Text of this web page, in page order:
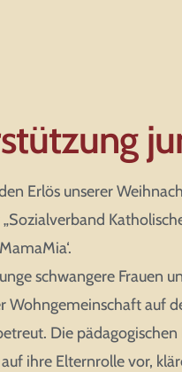
Erlös unserer
schwangere Frauen
Wohngemeinschaft auf
Die
ihre Elternrolle vor,